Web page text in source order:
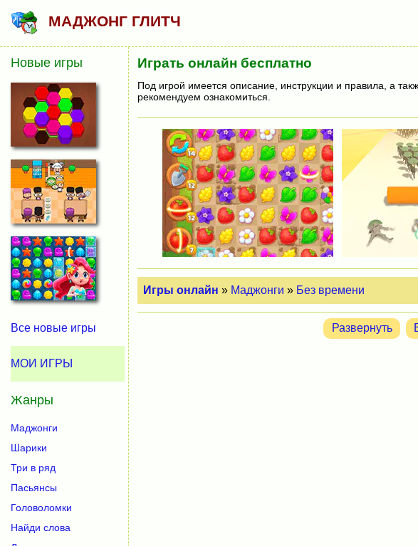
МАДЖОНГ ГЛИТЧ
Играть онлайн бесплатно
Под игрой имеется описание, инструкции и правила, а
рекомендуем ознакомиться.
Игры онлайн » Маджонги » Без времени
Развернуть
Новые игры
Все новые игры
МОИ ИГРЫ
Жанры
Маджонги
Шарики
Три в ряд
Пасьянсы
Головоломки
Найди слова